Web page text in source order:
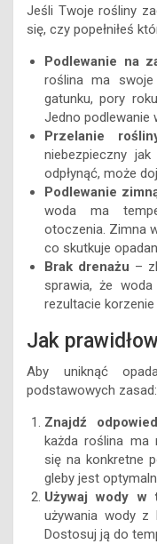
Jeśli Twoje rośliny
się, czy popełniłeś
Podlewanie na
roślina ma
gatunku, pory
Jedno podlewanie
Przelanie
niebezpieczny
odpłynąć, może
Podlewanie
woda ma
otoczenia. Zimna
co skutkuje
Brak drenażu –
sprawia, że
rezultacie
Jak
Aby uniknąć
podstawowych zasad:
Znajdź
każda roślina ma
się na konkretne
gleby jest
Używaj wody w
używania wody z
Dostosuj ją do